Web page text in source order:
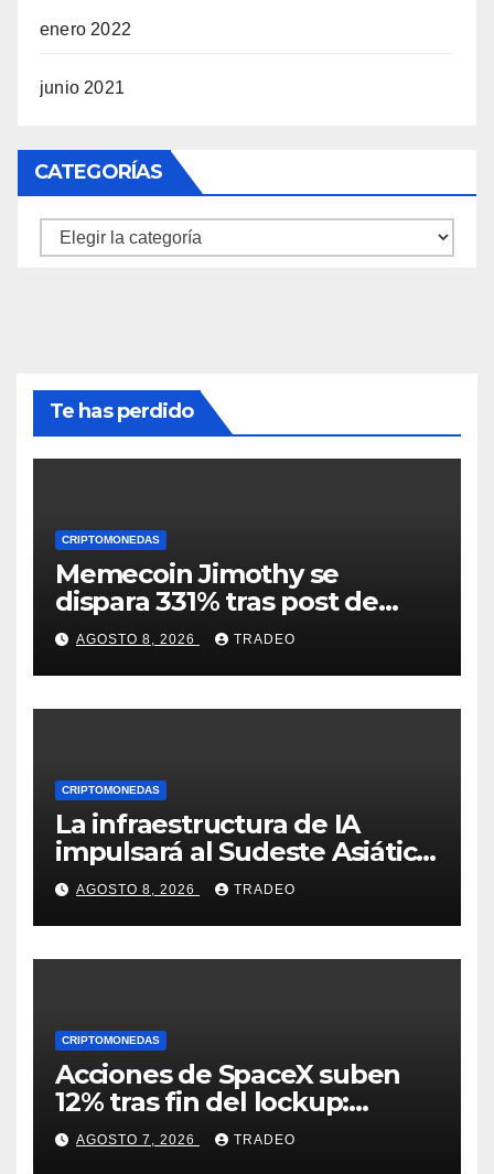
enero 2022
junio 2021
CATEGORÍAS
Categorías
Te has perdido
CRIPTOMONEDAS
Memecoin Jimothy se
dispara 331% tras post de
Elon Musk sobre un
mapache
AGOSTO 8, 2026 TRADEO
CRIPTOMONEDAS
La infraestructura de IA
impulsará al Sudeste Asiático,
destaca United Overseas
Bank
AGOSTO 8, 2026 TRADEO
CRIPTOMONEDAS
Acciones de SpaceX suben
12% tras fin del lockup:
¿Hasta dónde podrían llegar
en agosto?
AGOSTO 7, 2026 TRADEO